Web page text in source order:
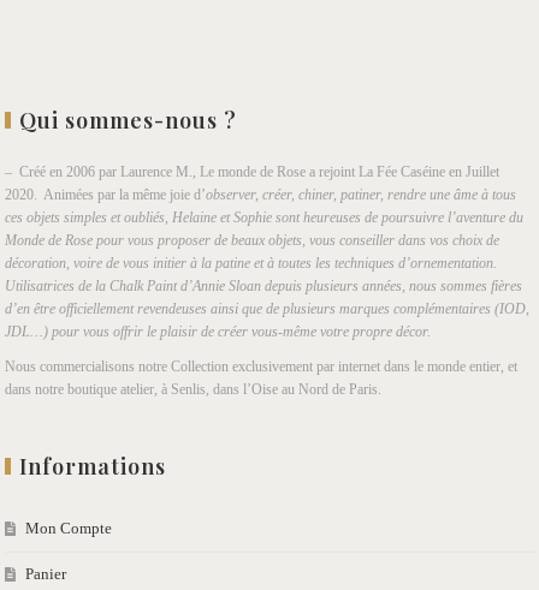
Qui sommes-nous ?
– Créé en 2006 par Laurence M., Le monde de Rose a rejoint La Fée Caséine en Juillet
2020. Animées par la même joie d’observer, créer, chiner, patiner, rendre une âme à tous
ces objets simples et oubliés, Helaine et Sophie sont heureuses de poursuivre l’aventure du
Monde de Rose pour vous proposer de beaux objets, vous conseiller dans vos choix de
décoration, voire de vous initier à la patine et à toutes les techniques d’ornementation.
Utilisatrices de la Chalk Paint d’Annie Sloan depuis plusieurs années, nous sommes fières
d’en être officiellement revendeuses ainsi que de plusieurs marques complémentaires (IOD,
JDL…) pour vous offrir le plaisir de créer vous-même votre propre décor.
Nous commercialisons notre Collection exclusivement par internet dans le monde entier, et
dans notre boutique atelier, à Senlis, dans l’Oise au Nord de Paris.
Informations
Mon Compte
Panier